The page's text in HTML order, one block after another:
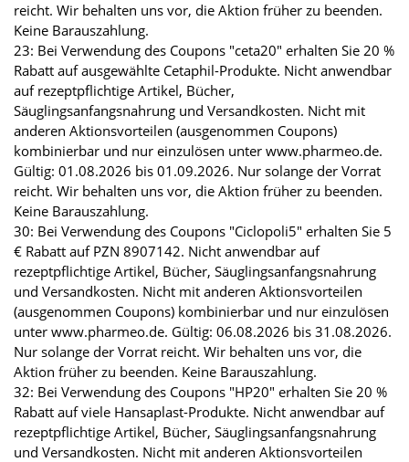
reicht. Wir behalten uns vor, die Aktion früher zu beenden.
Keine Barauszahlung.
23: Bei Verwendung des Coupons "ceta20" erhalten Sie 20 %
Rabatt auf ausgewählte Cetaphil-Produkte. Nicht anwendbar
auf rezeptpflichtige Artikel, Bücher,
Säuglingsanfangsnahrung und Versandkosten. Nicht mit
anderen Aktionsvorteilen (ausgenommen Coupons)
kombinierbar und nur einzulösen unter www.pharmeo.de.
Gültig: 01.08.2026 bis 01.09.2026. Nur solange der Vorrat
reicht. Wir behalten uns vor, die Aktion früher zu beenden.
Keine Barauszahlung.
30: Bei Verwendung des Coupons "Ciclopoli5" erhalten Sie 5
€ Rabatt auf PZN 8907142. Nicht anwendbar auf
rezeptpflichtige Artikel, Bücher, Säuglingsanfangsnahrung
und Versandkosten. Nicht mit anderen Aktionsvorteilen
(ausgenommen Coupons) kombinierbar und nur einzulösen
unter www.pharmeo.de. Gültig: 06.08.2026 bis 31.08.2026.
Nur solange der Vorrat reicht. Wir behalten uns vor, die
Aktion früher zu beenden. Keine Barauszahlung.
32: Bei Verwendung des Coupons "HP20" erhalten Sie 20 %
Rabatt auf viele Hansaplast-Produkte. Nicht anwendbar auf
rezeptpflichtige Artikel, Bücher, Säuglingsanfangsnahrung
und Versandkosten. Nicht mit anderen Aktionsvorteilen